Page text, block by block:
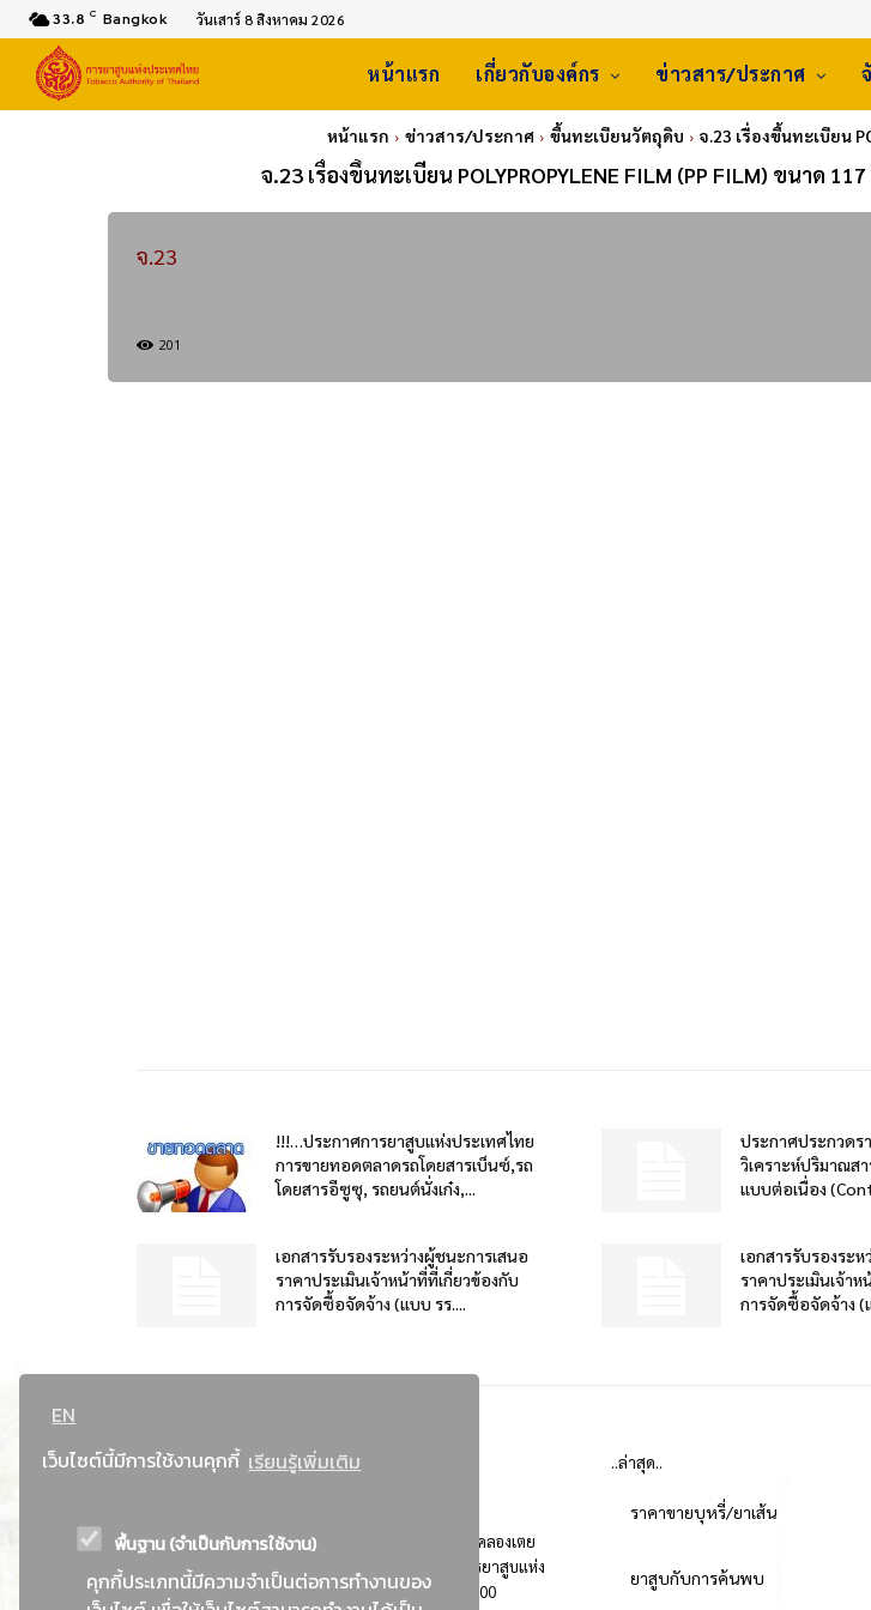
EN
เว็บไซต์นี้มีการใช้งานคุกกี้ เรียนรู้เพิ่มเติม
พื้นฐาน (จำเป็นกับการใช้งาน)
คุกกี้ประเภทนี้มีความจำเป็นต่อการทำงานของ
33.8 C Bangkok วันเสาร์ 8 สิงหาคม 2026
หน้าแรก เกี่ยวกับองค์กร ข่าวสาร/ประกาศ
หน้าแรก ข่าวสาร/ประกาศ ขึ้นทะเบียนวัตถุดิบ จ.23 เรื่องขึ้นทะเบียน
จ.23 เรื่องขึ้นทะเบียน POLYPROPYLENE FILM (PP FILM) ขนาด
จ.23
201
!!!…ประกาศการยาสูบแห่งประเทศไทย
การขายทอดตลาดรถโดยสารเบ็นซ์,รถ
โดยสารอีซูซุ, รถยนต์นั่งเก๋ง,...
ประกาศประกวดร
วิเคราะห์ปริมาณส
แบบต่อเนื่อง
เอกสารรับรองระหว่างผู้ชนะการเสนอ
ราคาประเมินเจ้าหน้าที่ที่เกี่ยวข้องกับ
การจัดซื้อจัดจ้าง (แบบ รร....
เอกสารรับรองระ
ราคาประเมินเจ้า
การจัดซื้อจัดจ้าง (
ที่อยู่ : 184 ถนนพระรามที่ 4 แขวงคลองเตย เขตคลองเตย
กรุงเทพมหานคร 10110 ติดต่อประชาสัมพันธ์ การยาสูบแห่ง
ประเทศไทย Call center โทร. 0-2229-1000
..ล่าสุด..
ราคาขายบุหรี่/ยาเส้น
ยาสูบกับการค้นพบ